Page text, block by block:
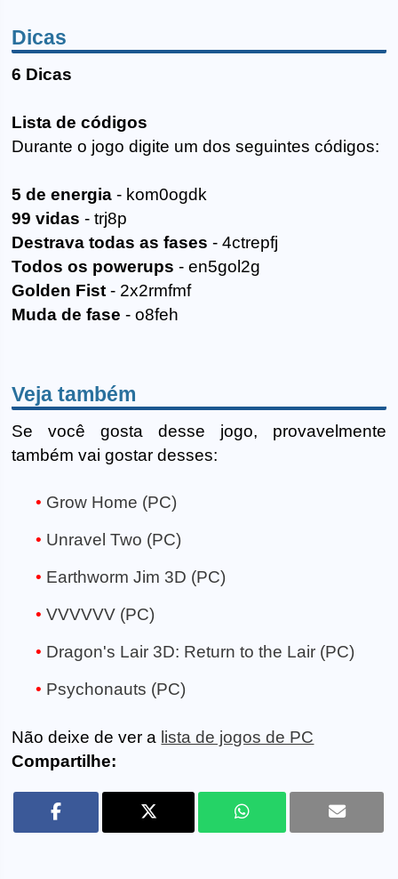
Dicas
6 Dicas
Lista de códigos
Durante o jogo digite um dos seguintes códigos:
5 de energia - kom0ogdk
99 vidas - trj8p
Destrava todas as fases - 4ctrepfj
Todos os powerups - en5gol2g
Golden Fist - 2x2rmfmf
Muda de fase - o8feh
Veja também
Se você gosta desse jogo, provavelmente
também vai gostar desses:
Grow Home (PC)
Unravel Two (PC)
Earthworm Jim 3D (PC)
VVVVVV (PC)
Dragon's Lair 3D: Return to the Lair (PC)
Psychonauts (PC)
Não deixe de ver a lista de jogos de PC
Compartilhe: